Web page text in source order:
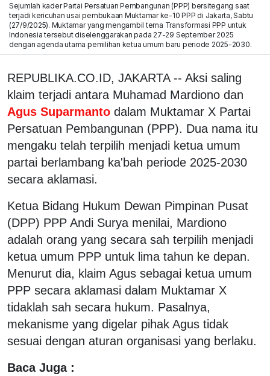
Sejumlah kader Partai Persatuan Pembangunan (PPP) bersitegang saat
terjadi kericuhan usai pembukaan Muktamar ke-10 PPP di Jakarta, Sabtu
(27/9/2025). Muktamar yang mengambil tema Transformasi PPP untuk
Indonesia tersebut diselenggarakan pada 27-29 September 2025
dengan agenda utama pemilihan ketua umum baru periode 2025-2030.
REPUBLIKA.CO.ID, JAKARTA -- Aksi saling
klaim terjadi antara Muhamad Mardiono dan
Agus Suparmanto dalam Muktamar X Partai
Persatuan Pembangunan (PPP). Dua nama itu
mengaku telah terpilih menjadi ketua umum
partai berlambang ka'bah periode 2025-2030
secara aklamasi.
Ketua Bidang Hukum Dewan Pimpinan Pusat
(DPP) PPP Andi Surya menilai, Mardiono
adalah orang yang secara sah terpilih menjadi
ketua umum PPP untuk lima tahun ke depan.
Menurut dia, klaim Agus sebagai ketua umum
PPP secara aklamasi dalam Muktamar X
tidaklah sah secara hukum. Pasalnya,
mekanisme yang digelar pihak Agus tidak
sesuai dengan aturan organisasi yang berlaku.
Baca Juga :